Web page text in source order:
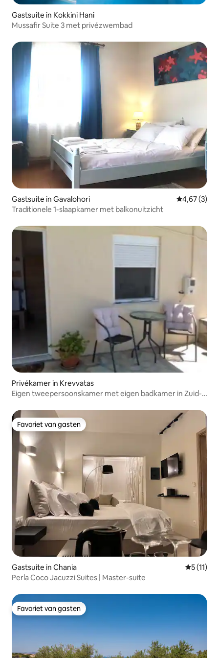
Gastsuite in Kokkini Hani
Mussafir Suite 3 met privézwembad
Gastsuite in Gavalohori
4,67 (3)
Traditionele 1-slaapkamer met balkonuitzicht
Privékamer in Krevvatas
Eigen tweepersoonskamer met eigen badkamer in Zuid-
Favoriet van gasten
Favoriet van gasten
Gastsuite in Chania
5 (11)
Perla Coco Jacuzzi Suites | Master-suite
Favoriet van gasten
Favoriet van gasten